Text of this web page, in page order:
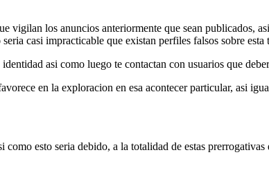
vigilan los anuncios anteriormente que sean publicados,
casi impracticable que existan perfiles falsos sobre esta
asi como luego te contactan con usuarios que
en la exploracion en esa acontecer particular, asi
esto seria debido, a la totalidad de estas